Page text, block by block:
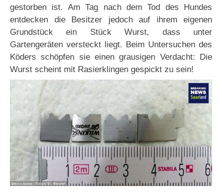
gestorben ist. Am Tag nach dem Tod des Hundes
entdecken die Besitzer jedoch auf ihrem eigenen
Grundstück ein Stück Wurst, dass unter
Gartengeräten versteckt liegt. Beim Untersuchen des
Köders schöpfen sie einen grausigen Verdacht: Die
Wurst scheint mit Rasierklingen gespickt zu sein!